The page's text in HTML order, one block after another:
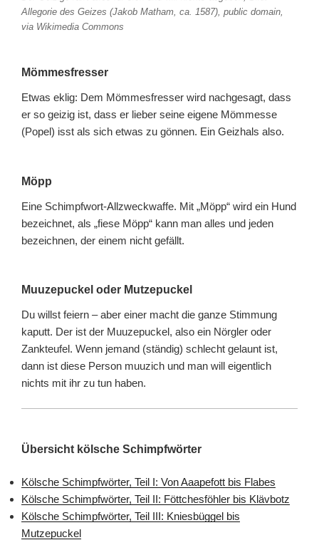
Allegorie des Geizes (Jakob Matham, ca. 1587), public domain,
via Wikimedia Commons
Mömmesfresser
Etwas eklig: Dem Mömmesfresser wird nachgesagt, dass
er so geizig ist, dass er lieber seine eigene Mömmesse
(Popel) isst als sich etwas zu gönnen. Ein Geizhals also.
Möpp
Eine Schimpfwort-Allzweckwaffe. Mit „Möpp“ wird ein Hund
bezeichnet, als „fiese Möpp“ kann man alles und jeden
bezeichnen, der einem nicht gefällt.
Muuzepuckel oder Mutzepuckel
Du willst feiern – aber einer macht die ganze Stimmung
kaputt. Der ist der Muuzepuckel, also ein Nörgler oder
Zankteufel. Wenn jemand (ständig) schlecht gelaunt ist,
dann ist diese Person muuzich und man will eigentlich
nichts mit ihr zu tun haben.
Übersicht kölsche Schimpfwörter
Kölsche Schimpfwörter, Teil I: Von Aaapefott bis Flabes
Kölsche Schimpfwörter, Teil II: Föttchesföhler bis Klävbotz
Kölsche Schimpfwörter, Teil III: Kniesbüggel bis
Mutzepuckel